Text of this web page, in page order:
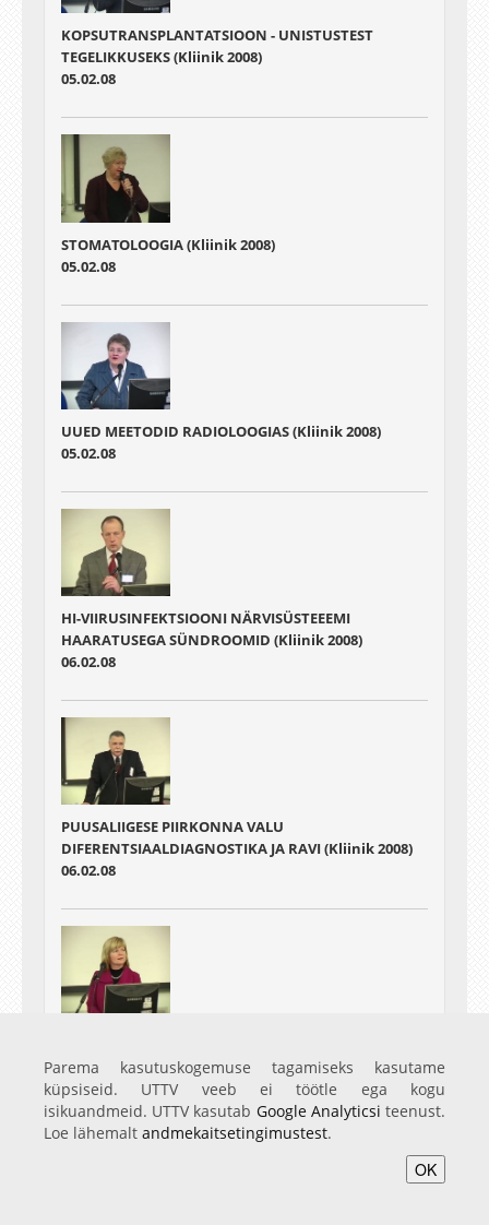
KOPSUTRANSPLANTATSIOON - UNISTUSTEST
TEGELIKKUSEKS (Kliinik 2008)
05.02.08
STOMATOLOOGIA (Kliinik 2008)
05.02.08
UUED MEETODID RADIOLOOGIAS (Kliinik 2008)
05.02.08
HI-VIIRUSINFEKTSIOONI NÄRVISÜSTEEEMI
HAARATUSEGA SÜNDROOMID (Kliinik 2008)
06.02.08
PUUSALIIGESE PIIRKONNA VALU
DIFERENTSIAALDIAGNOSTIKA JA RAVI (Kliinik 2008)
06.02.08
VÕIMALUSED (Kliinik 2008)
06.02.08
Parema kasutuskogemuse tagamiseks kasutame
küpsiseid. UTTV veeb ei töötle ega kogu
isikuandmeid. UTTV kasutab Google Analyticsi teenust.
Loe lähemalt andmekaitsetingimustest.
OK